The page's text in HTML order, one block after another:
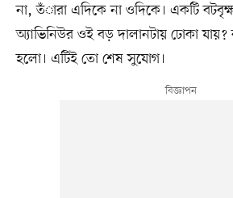
না, তঁারা এদিকে না ওদিকে। একটি
অ্যাভিনিউর ওই বড় দালানটায় ঢোকা
হলো। এটিই তো শেষ সুযোগ।